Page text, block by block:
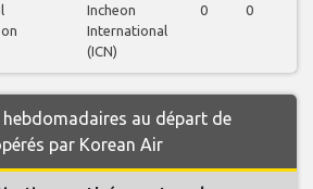
Incheon
International
(ICN)
0 0
au départ de
par Korean Air